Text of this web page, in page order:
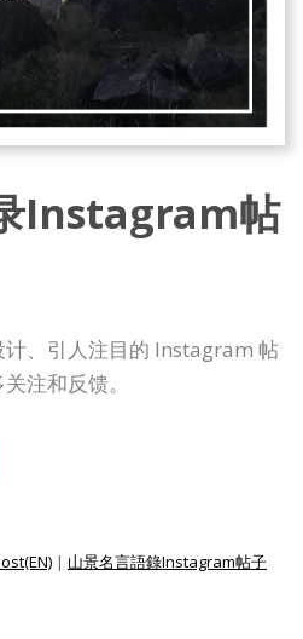
Instagram帖
、引人注目的 Instagram 帖
注和反馈。
| 山景名言語錄Instagram帖子